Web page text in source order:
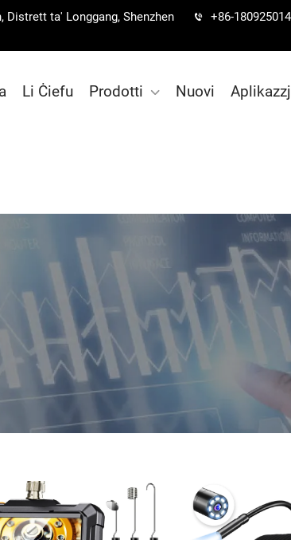
Distrett ta' Longgang, Shenzhen
+86-
Li Ċiefu Prodotti Nuovi